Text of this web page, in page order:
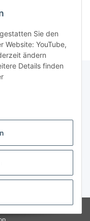
Sie den
Website: YouTube,
ändern
Details finden